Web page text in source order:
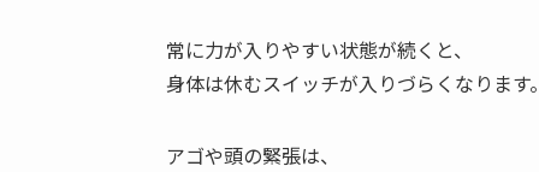
常に力が入りやすい状態が続くと、
身体は休むスイッチが入りづらくなります
アゴや頭の緊張は、